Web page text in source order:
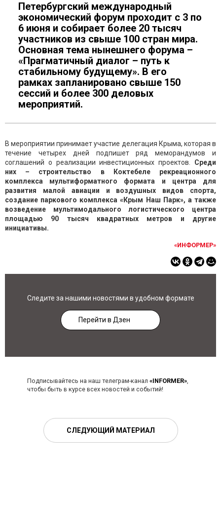
Петербургский международный
экономический форум проходит с 3 по
6 июня и собирает более 20 тысяч
участников из свыше 100 стран мира.
Основная тема нынешнего форума –
«Прагматичный диалог – путь к
стабильному будущему». В его
рамках запланировано свыше 150
сессий и более 300 деловых
мероприятий.
В мероприятии принимает участие делегация Крыма, которая в
течение четырех дней подпишет ряд меморандумов и
соглашений о реализации инвестиционных проектов. Среди
них – строительство в Коктебеле рекреационного
комплекса мультиформатного формата и центра для
развития малой авиации и воздушных видов спорта,
создание паркового комплекса «Крым Наш Парк», а также
возведение мультимодального логистического центра
площадью 90 тысяч квадратных метров и другие
инициативы.
«ИНФОРМЕР»
Следите за нашими новостями в удобном формате
Перейти в Дзен
Подписывайтесь на наш телеграм-канал «INFORMER»,
чтобы быть в курсе всех новостей и событий!
СЛЕДУЮЩИЙ МАТЕРИАЛ